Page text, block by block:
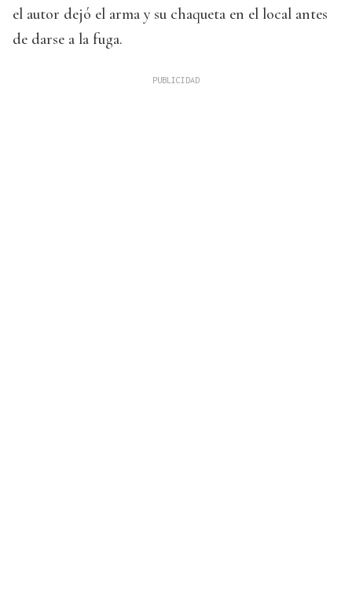
el autor dejó el arma y su chaqueta en el local antes
de darse a la fuga.